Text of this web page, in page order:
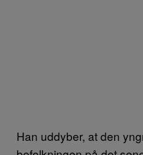
Han uddyber, at den